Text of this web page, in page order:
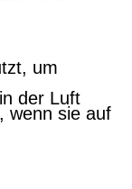
um
der Luft
wenn sie auf